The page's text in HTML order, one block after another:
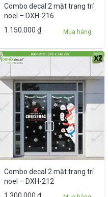
Combo decal 2 mặt trang trí
noel – DXH-216
1.150.000 ₫ Mua hàng
Combo decal 2 mặt trang trí
noel – DXH-212
1.300.000 ₫